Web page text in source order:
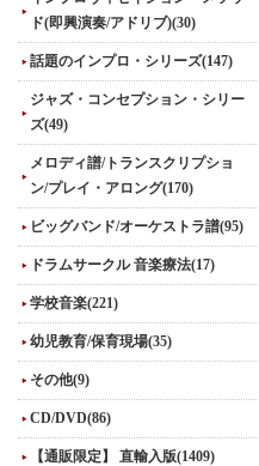
ド(即興演奏/アドリブ)(30)
話題のインプロ・シリーズ(147)
ジャズ・コンセプション・シリー
ズ(49)
メロディ譜/トランスクリプショ
ン/プレイ・アロング(170)
ビッグバンド/オーケストラ譜(95)
ドラムサークル 音楽療法(17)
学校音楽(221)
幼児教育/保育現場(35)
その他(9)
CD/DVD(86)
【通販限定】 直輸入版(1409)